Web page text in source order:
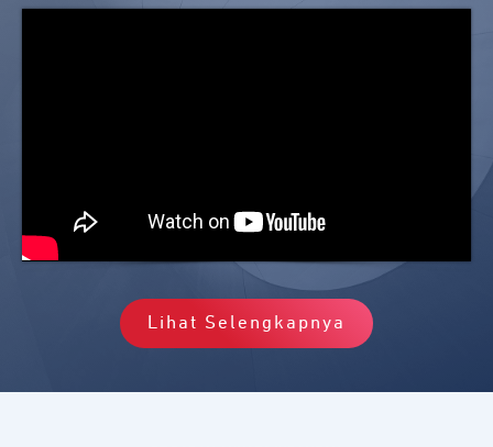
Lihat Selengkapnya